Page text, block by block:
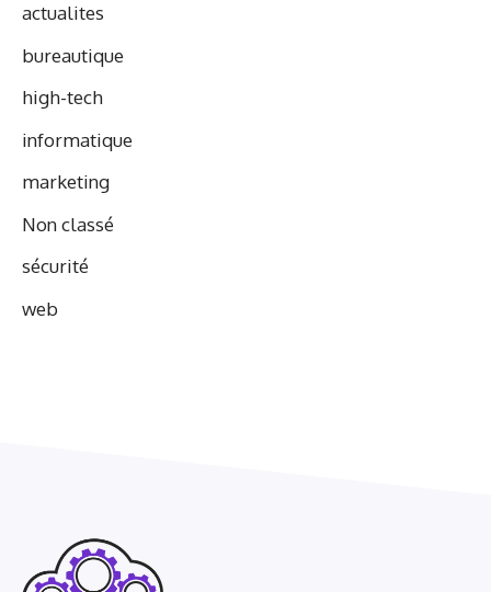
actualites
bureautique
high-tech
informatique
marketing
Non classé
sécurité
web